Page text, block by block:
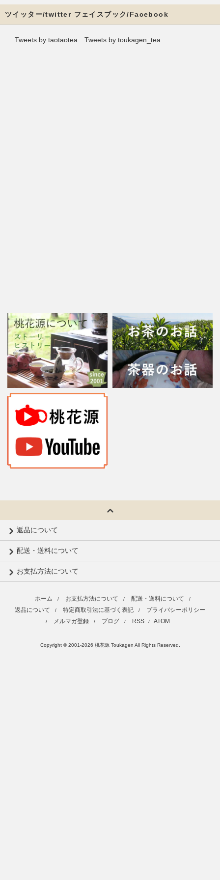
ツイッター/twitter フェイスブック/Facebook
Tweets by taotaotea Tweets by toukagen_tea
返品について
配送・送料について
お支払方法について
ホーム / お支払方法について / 配送・送料について /
返品について / 特定商取引法に基づく表記 / プライバシーポリシー
/ メルマガ登録 / ブログ / RSS / ATOM
Copyright © 2001-2026 桃花源 Toukagen All Rights Reserved.